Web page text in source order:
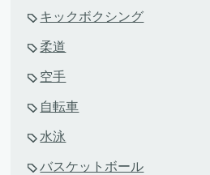
キックボクシング
柔道
空手
自転車
水泳
バスケットボール